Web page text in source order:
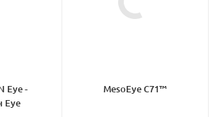
Eye -
Eye
MesoEye C71™